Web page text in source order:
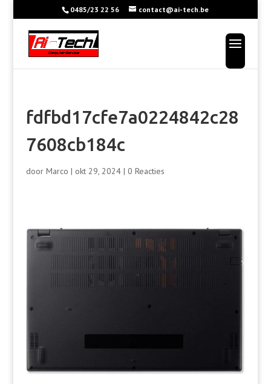
0485/23 22 56 contact@ai-tech.be
fdfbd17cfe7a0224842c28
7608cb184c
door Marco | okt 29, 2024| 0 Reacties